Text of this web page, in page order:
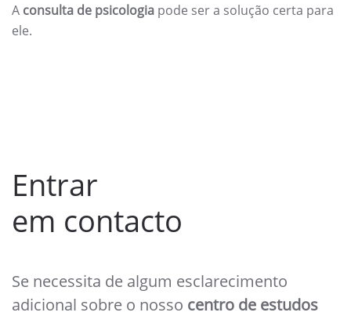
A consulta de psicologia pode ser a solução certa para
ele.
Entrar
em contacto
Se necessita de algum esclarecimento
adicional sobre o nosso centro de estudos